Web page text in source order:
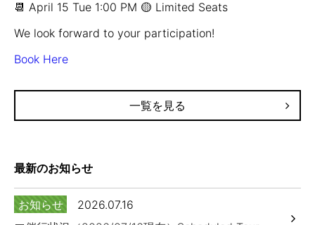
📆 April 15 Tue 1:00 PM 🟡 Limited Seats
We look forward to your participation!
Book Here
一覧を見る
最新のお知らせ
お知らせ
2026.07.16